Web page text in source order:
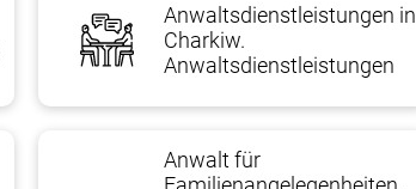
Anwaltsdienstleistungen in
Charkiw.
Anwaltsdienstleistungen
Anwalt für